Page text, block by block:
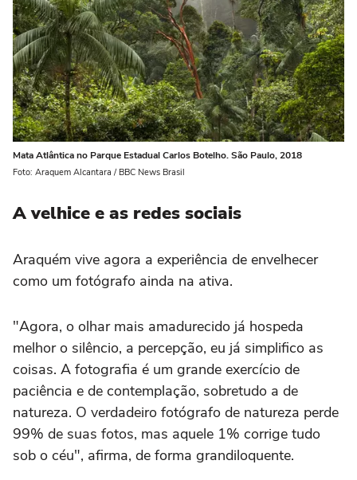
Mata Atlântica no Parque Estadual Carlos Botelho. São Paulo, 2018
Foto: Araquem Alcantara / BBC News Brasil
A velhice e as redes sociais
Araquém vive agora a experiência de envelhecer
como um fotógrafo ainda na ativa.
"Agora, o olhar mais amadurecido já hospeda
melhor o silêncio, a percepção, eu já simplifico as
coisas. A fotografia é um grande exercício de
paciência e de contemplação, sobretudo a de
natureza. O verdadeiro fotógrafo de natureza perde
99% de suas fotos, mas aquele 1% corrige tudo
sob o céu", afirma, de forma grandiloquente.